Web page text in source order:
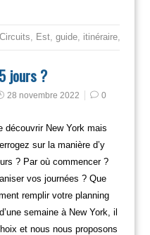
Circuits Est, guide, itinéraire,
jours ?
28 novembre 2022
0
découvrir New York mais
sur la manière d’y
? Par où commencer ?
vos journées ? Que
remplir votre planning
semaine à New York, il
et nous nous proposons